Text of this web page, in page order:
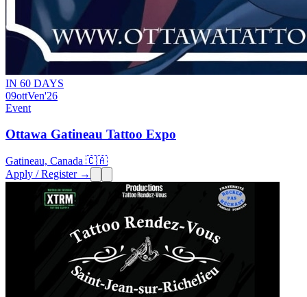
IN 60 DAYS
09ottVen'26
Event
Ottawa Gatineau Tattoo Expo
Gatineau, Canada 🇨🇦
Apply / Register →